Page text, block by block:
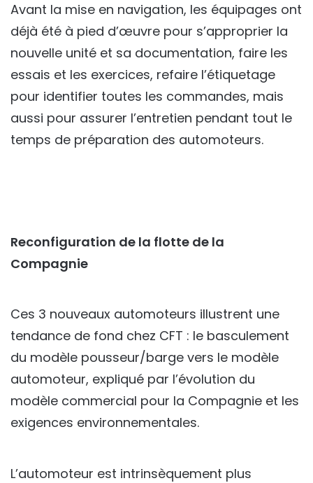
Avant la mise en navigation, les équipages ont
déjà été à pied d’œuvre pour s’approprier la
nouvelle unité et sa documentation, faire les
essais et les exercices, refaire l’étiquetage
pour identifier toutes les commandes, mais
aussi pour assurer l’entretien pendant tout le
temps de préparation des automoteurs.
Reconfiguration de la flotte de la
Compagnie
Ces 3 nouveaux automoteurs illustrent une
tendance de fond chez CFT : le basculement
du modèle pousseur/barge vers le modèle
automoteur, expliqué par l’évolution du
modèle commercial pour la Compagnie et les
exigences environnementales.
L’automoteur est intrinsèquement plus